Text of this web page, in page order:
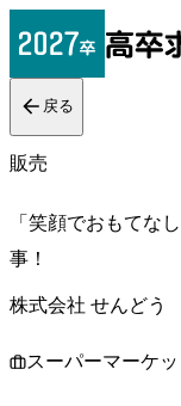
戻る
販売
「笑顔でおもてな
事！
株式会社 せんどう
スーパーマーケ